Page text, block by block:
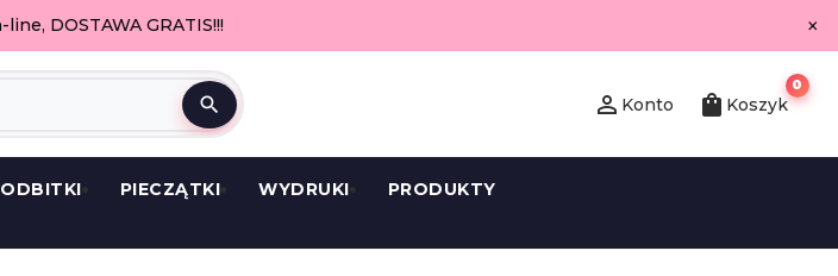
DOSTAWA GRATIS!!! ×
search person_outline Konto shopping_bag Koszyk
0
ODBITKI PIECZĄTKI WYDRUKI PRODUKTY